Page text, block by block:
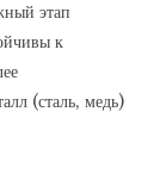
этап
к
(сталь‚ медь)